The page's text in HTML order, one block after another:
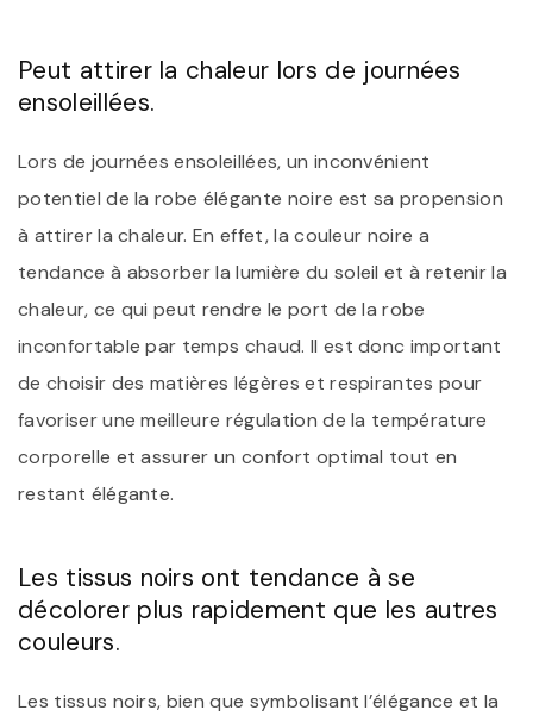
Peut attirer la chaleur lors de journées
ensoleillées.
Lors de journées ensoleillées, un inconvénient
potentiel de la robe élégante noire est sa propension
à attirer la chaleur. En effet, la couleur noire a
tendance à absorber la lumière du soleil et à retenir la
chaleur, ce qui peut rendre le port de la robe
inconfortable par temps chaud. Il est donc important
de choisir des matières légères et respirantes pour
favoriser une meilleure régulation de la température
corporelle et assurer un confort optimal tout en
restant élégante.
Les tissus noirs ont tendance à se
décolorer plus rapidement que les autres
couleurs.
Les tissus noirs, bien que symbolisant l’élégance et la